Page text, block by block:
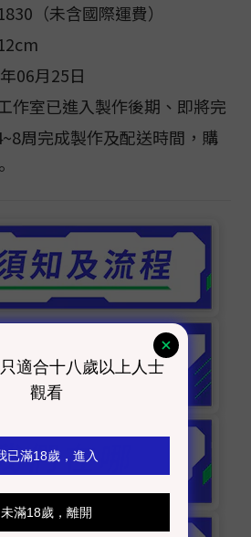
（未含國際運費）
06月25日
作室已進入製作後期、即將完
周完成製作及配送時間，購